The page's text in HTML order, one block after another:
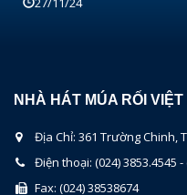
NHÀ HÁT MÚA RỐI VIỆT
Địa Chỉ: 361 Trường Chinh,
Điện thoại: (024) 3853.4545 -
Fax: (024) 38538674